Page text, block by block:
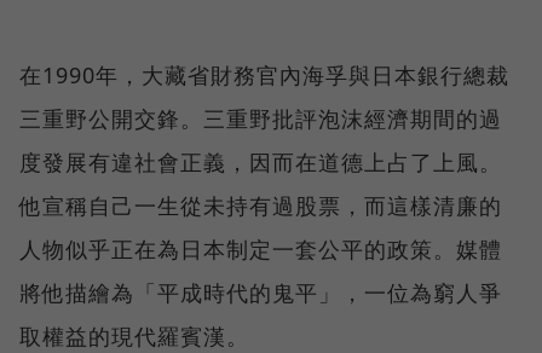
在1990年，大藏省財務官內海孚與日本銀行總裁
三重野公開交鋒。三重野批評泡沫經濟期間的過
度發展有違社會正義，因而在道德上占了上風。
他宣稱自己一生從未持有過股票，而這樣清廉的
人物似乎正在為日本制定一套公平的政策。媒體
將他描繪為「平成時代的鬼平」，一位為窮人爭
取權益的現代羅賓漢。